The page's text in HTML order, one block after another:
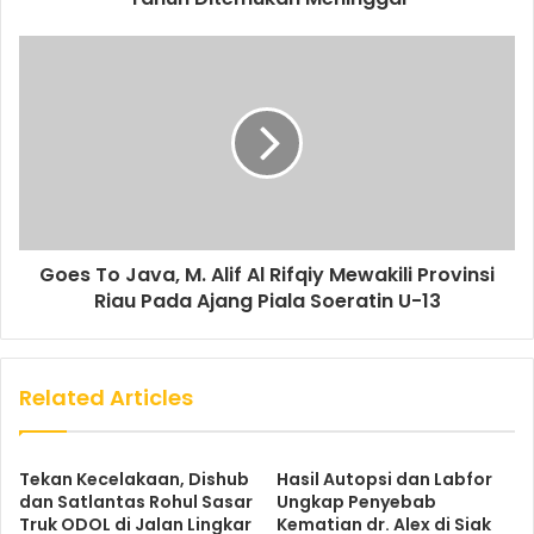
Goes To Java, M. Alif Al Rifqiy Mewakili Provinsi
Riau Pada Ajang Piala Soeratin U-13
Related Articles
Tekan Kecelakaan, Dishub
dan Satlantas Rohul Sasar
Truk ODOL di Jalan Lingkar
Hasil Autopsi dan Labfor
Ungkap Penyebab
Kematian dr. Alex di Siak